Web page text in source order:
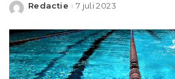
Posted
Redactie 7 juli 2023